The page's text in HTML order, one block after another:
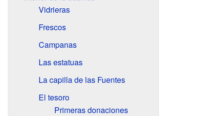
Vidrieras
Frescos
Campanas
Las estatuas
La capilla de las Fuentes
El tesoro
Primeras donaciones